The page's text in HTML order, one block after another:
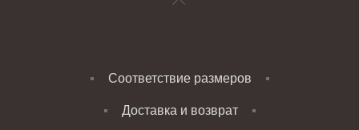
Соответствие размеров
Доставка и возврат